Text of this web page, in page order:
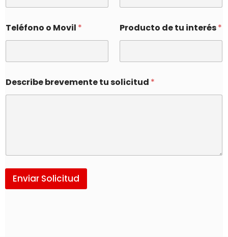
Teléfono o Movil * Producto de tu interés*
Describe brevemente tu solicitud *
Enviar Solicitud